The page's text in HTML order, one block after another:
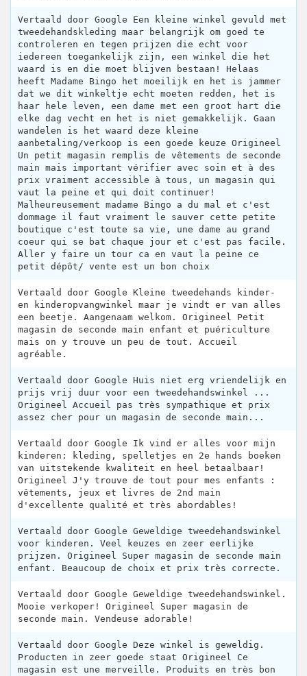
Vertaald door Google Een kleine winkel gevuld met
tweedehandskleding maar belangrijk om goed te
controleren en tegen prijzen die echt voor
iedereen toegankelijk zijn, een winkel die het
waard is en die moet blijven bestaan! Helaas
heeft Madame Bingo het moeilijk en het is jammer
dat we dit winkeltje echt moeten redden, het is
haar hele leven, een dame met een groot hart die
elke dag vecht en het is niet gemakkelijk. Gaan
wandelen is het waard deze kleine
aanbetaling/verkoop is een goede keuze Origineel
Un petit magasin remplis de vêtements de seconde
main mais important vérifier avec soin et à des
prix vraiment accessible à tous, un magasin qui
vaut la peine et qui doit continuer!
Malheureusement madame Bingo a du mal et c'est
dommage il faut vraiment le sauver cette petite
boutique c'est toute sa vie, une dame au grand
coeur qui se bat chaque jour et c'est pas facile.
Aller y faire un tour ca en vaut la peine ce
petit dépôt/ vente est un bon choix
Vertaald door Google Kleine tweedehands kinder-
en kinderopvangwinkel maar je vindt er van alles
een beetje. Aangenaam welkom. Origineel Petit
magasin de seconde main enfant et puériculture
mais on y trouve un peu de tout. Accueil
agréable.
Vertaald door Google Huis niet erg vriendelijk en
prijs vrij duur voor een tweedehandswinkel ...
Origineel Accueil pas très sympathique et prix
assez cher pour un magasin de seconde main...
Vertaald door Google Ik vind er alles voor mijn
kinderen: kleding, spelletjes en 2e hands boeken
van uitstekende kwaliteit en heel betaalbaar!
Origineel J'y trouve de tout pour mes enfants :
vêtements, jeux et livres de 2nd main
d'excellente qualité et très abordables!
Vertaald door Google Geweldige tweedehandswinkel
voor kinderen. Veel keuzes en zeer eerlijke
prijzen. Origineel Super magasin de seconde main
enfant. Beaucoup de choix et prix très correcte.
Vertaald door Google Geweldige tweedehandswinkel.
Mooie verkoper! Origineel Super magasin de
seconde main. Vendeuse adorable!
Vertaald door Google Deze winkel is geweldig.
Producten in zeer goede staat Origineel Ce
magasin est une merveille. Produits en très bon